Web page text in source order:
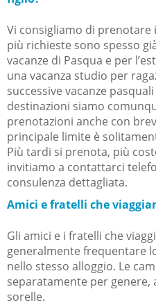
Vi consigliamo di prenotare
più richieste sono spesso
vacanze di Pasqua e per
una vacanza studio per
successive vacanze
destinazioni siamo
prenotazioni anche con
principale limite è
Più tardi si prenota, più
invitiamo a contattarci
consulenza dettagliata.
Amici e fratelli che
Gli amici e i fratelli che
generalmente frequentare
nello stesso alloggio. Le
separatamente per genere,
sorelle.